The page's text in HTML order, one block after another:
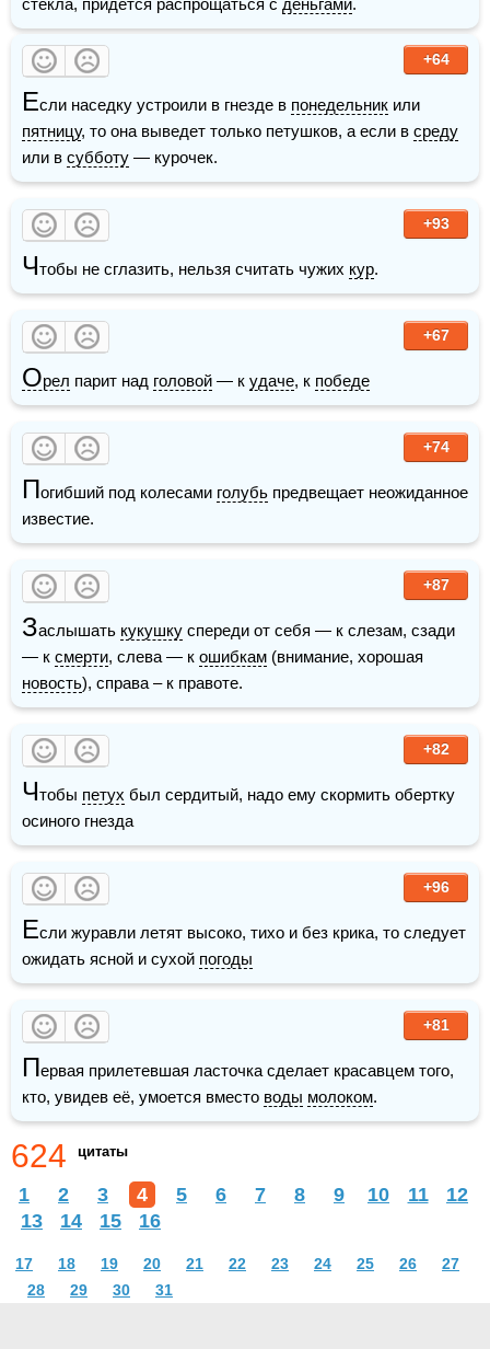
+64
Если наседку устроили в гнезде в понедельник
пятницу, то она выведет только петушков, а если в среду
или в субботу — курочек.
+93
Чтобы не сглазить, нельзя считать чужих кур.
+67
Орел парит над головой — к удаче, к победе
+74
Погибший под колесами голубь предвещает неожиданное
известие.
+87
Заслышать кукушку спереди от себя — к слезам, сзади
— к смерти, слева — к ошибкам
новость), справа – к правоте.
+82
Чтобы петух был сердитый, надо ему скормить обертку
осиного гнезда
+96
Если журавли летят высоко, тихо и без крика, то следует
ожидать ясной и сухой погоды
+81
Первая прилетевшая ласточка сделает красавцем того,
кто, увидев её, умоется вместо воды молоком.
624 цитаты
1 2 3 4 5 6 7 8 9 10 11
12
13
14 15 16
17 18 19 20 21 22 23 24 25 26
27
28
29 30 31